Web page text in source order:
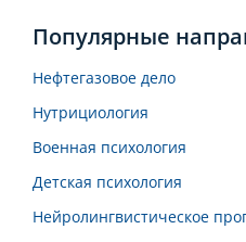
Популярные
Нефтегазовое дело
Нутрициология
Военная психология
Детская психология
Нейролингвистическое